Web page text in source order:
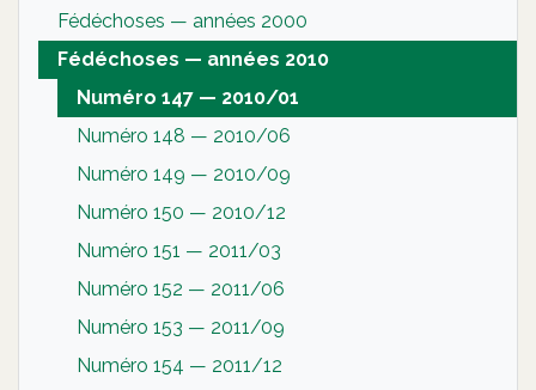
Fédéchoses — années 2000
Fédéchoses — années 2010
Numéro 147 — 2010/01
Numéro 148 — 2010/06
Numéro 149 — 2010/09
Numéro 150 — 2010/12
Numéro 151 — 2011/03
Numéro 152 — 2011/06
Numéro 153 — 2011/09
Numéro 154 — 2011/12